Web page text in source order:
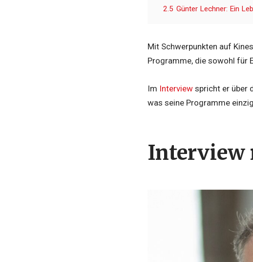
2.5 Günter Lechner: Ein
Mit Schwerpunkten auf
Programme, die sowohl für
Im Interview spricht er über
was seine Programme
Interview